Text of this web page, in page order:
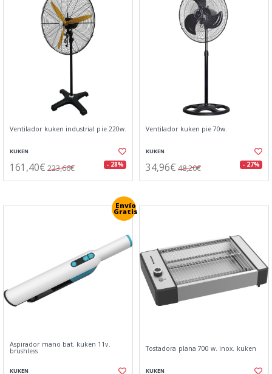
Ventilador kuken industrial pie 220w.
KUKEN
161,40€ 223,66€ - 28%
Ventilador kuken pie 70w.
KUKEN
34,96€ 48,20€ - 27%
Envío
Gratis
Aspirador mano bat. kuken 11v.
brushless
KUKEN
Tostadora plana 700 w. inox. kuken
KUKEN